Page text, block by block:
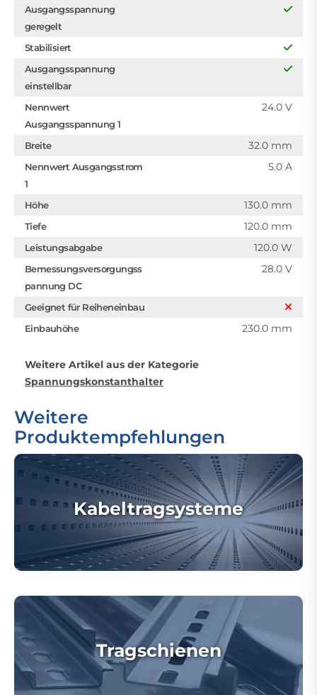
Ausgangsspannung
geregelt
Stabilisiert
Ausgangsspannung
einstellbar
Nennwert
Ausgangsspannung 1
24.0 V
Breite 32.0 mm
Nennwert Ausgangsstrom
1
5.0 A
Höhe 130.0 mm
Tiefe 120.0 mm
Leistungsabgabe 120.0 W
Bemessungsversorgungss
pannung DC
28.0 V
Geeignet für Reiheneinbau
Einbauhöhe
230.0 mm
Weitere Artikel aus der Kategorie
Spannungskonstanthalter
Weitere
Produktempfehlungen
Kabeltragsysteme
Tragschienen